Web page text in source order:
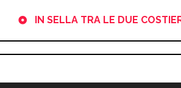
IN SELLA TRA LE DUE